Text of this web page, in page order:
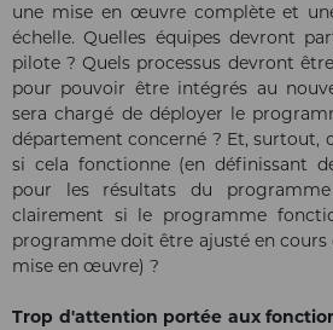
une mise en œuvre complète et
échelle. Quelles équipes devront
pilote ? Quels processus devront
pour pouvoir être intégrés au
sera chargé de déployer le
département concerné ? Et, surtout,
si cela fonctionne (en définissant
pour les résultats du
clairement si le programme
programme doit être ajusté en cours
mise en œuvre) ?
Trop d'attention portée aux